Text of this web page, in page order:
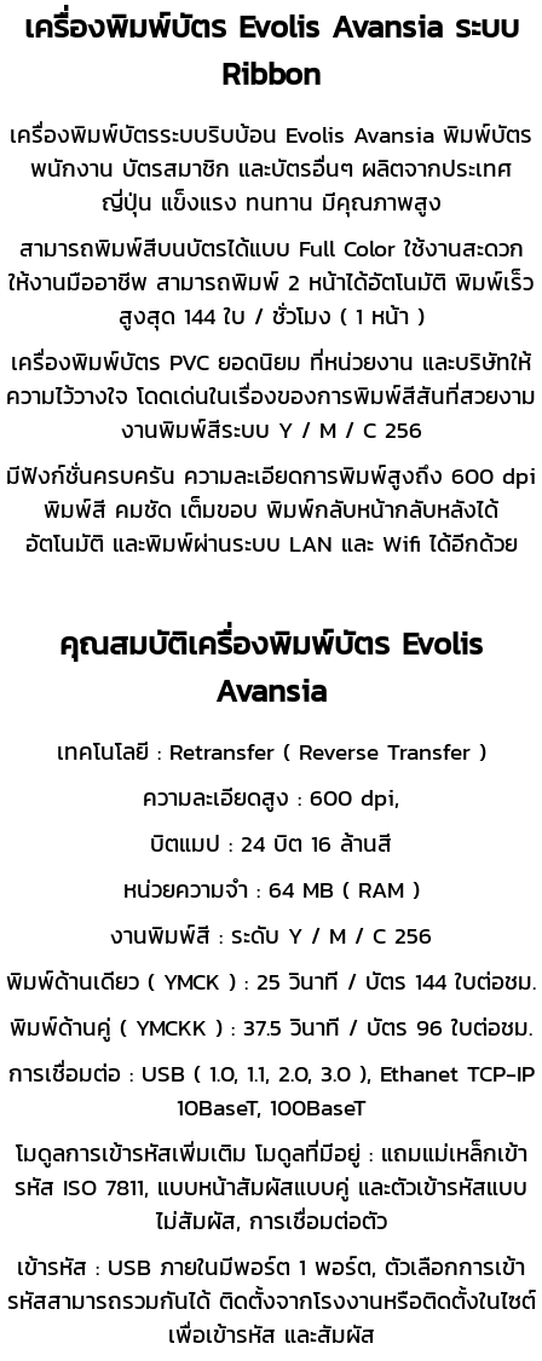
เครื่องพิมพ์บัตร Evolis Avansia ระบบ
Ribbon
เครื่องพิมพ์บัตรระบบริบบ้อน Evolis Avansia พิมพ์บัตร
พนักงาน บัตรสมาชิก และบัตรอื่นๆ ผลิตจากประเทศ
ญี่ปุ่น แข็งแรง ทนทาน มีคุณภาพสูง
สามารถพิมพ์สีบนบัตรได้แบบ Full Color ใช้งานสะดวก
ให้งานมืออาชีพ สามารถพิมพ์ 2 หน้าได้อัตโนมัติ พิมพ์เร็ว
สูงสุด 144 ใบ / ชั่วโมง ( 1 หน้า )
เครื่องพิมพ์บัตร PVC ยอดนิยม ที่หน่วยงาน และบริษัทให้
ความไว้วางใจ โดดเด่นในเรื่องของการพิมพ์สีสันที่สวยงาม
งานพิมพ์สีระบบ Y / M / C 256
มีฟังก์ชั่นครบครัน ความละเอียดการพิมพ์สูงถึง 600 dpi
พิมพ์สี คมชัด เต็มขอบ พิมพ์กลับหน้ากลับหลังได้
อัตโนมัติ และพิมพ์ผ่านระบบ LAN และ Wifi ได้อีกด้วย
คุณสมบัติเครื่องพิมพ์บัตร Evolis
Avansia
เทคโนโลยี : Retransfer ( Reverse Transfer )
ความละเอียดสูง : 600 dpi,
บิตแมป : 24 บิต 16 ล้านสี
หน่วยความจำ : 64 MB ( RAM )
งานพิมพ์สี : ระดับ Y / M / C 256
พิมพ์ด้านเดียว ( YMCK ) : 25 วินาที / บัตร 144 ใบต่อชม.
พิมพ์ด้านคู่ ( YMCKK ) : 37.5 วินาที / บัตร 96 ใบต่อชม.
การเชื่อมต่อ : USB ( 1.0, 1.1, 2.0, 3.0 ), Ethanet TCP-IP
10BaseT, 100BaseT
โมดูลการเข้ารหัสเพิ่มเติม โมดูลที่มีอยู่ : แถมแม่เหล็กเข้า
รหัส ISO 7811, แบบหน้าสัมผัสแบบคู่ และตัวเข้ารหัสแบบ
ไม่สัมผัส, การเชื่อมต่อตัว
เข้ารหัส : USB ภายในมีพอร์ต 1 พอร์ต, ตัวเลือกการเข้า
รหัสสามารถรวมกันได้ ติดตั้งจากโรงงานหรือติดตั้งในไซต์
เพื่อเข้ารหัส และสัมผัส